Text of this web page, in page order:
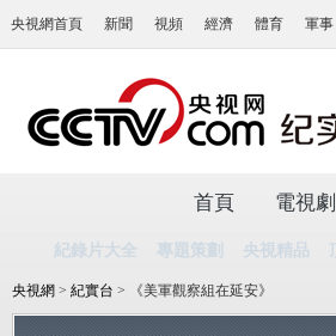
央視網首頁 新聞 視頻 經濟 體育 軍事
首頁 電視劇
紀錄片大全 專題策劃 央視精品
央視網 > 紀實台 > 《美軍觀察組在延安》